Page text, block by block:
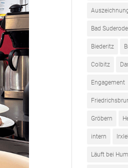
Bad Suderode
Biederitz
Colbitz
Engagement
Gröbern
intern
Läuft bei